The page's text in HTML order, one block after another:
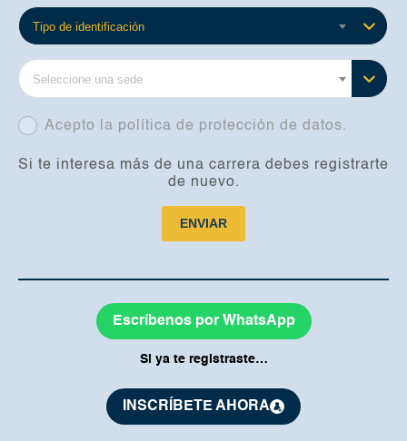
Tipo de identificación
Seleccione una sede
Acepto la política de protección de datos.
Si te interesa más de una carrera debes registrarte
de nuevo.
ENVIAR
Escríbenos por WhatsApp
Si ya te registraste…
INSCRÍBETE AHORA